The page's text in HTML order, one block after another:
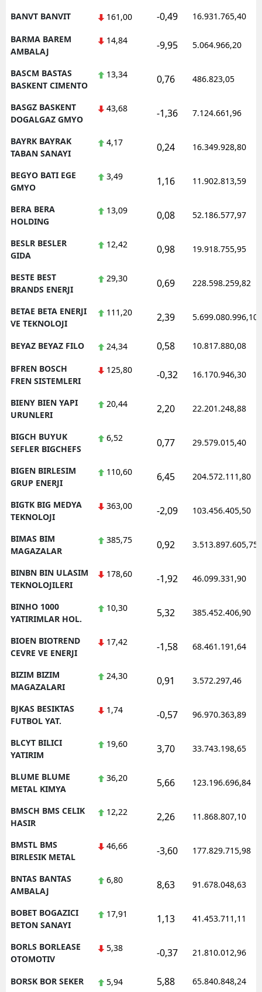
BANVT BANVIT 161,00 -0,49 16.931.765,40
BARMA BAREM
AMBALAJ
14,84 -9,95 5.064.966,20
BASCM BASTAS
BASKENT CIMENTO
13,34 0,76 486.823,05
BASGZ BASKENT
DOGALGAZ GMYO
43,68 -1,36 7.124.661,96
BAYRK BAYRAK
TABAN SANAYI
4,17 0,24 16.349.928,80
BEGYO BATI EGE
GMYO
3,49 1,16 11.902.813,59
BERA BERA
HOLDING
13,09 0,08 52.186.577,97
BESLR BESLER
GIDA
12,42 0,98 19.918.755,95
BESTE BEST
BRANDS ENERJI
29,30 0,69 228.598.259,82
BETAE BETA ENERJI
VE TEKNOLOJI
111,20 2,39 5.699.080.996,10
BEYAZ BEYAZ FILO 24,34 0,58 10.817.880,08
BFREN BOSCH
FREN SISTEMLERI
125,80 -0,32 16.170.946,30
BIENY BIEN YAPI
URUNLERI
20,44 2,20 22.201.248,88
BIGCH BUYUK
SEFLER BIGCHEFS
6,52 0,77 29.579.015,40
BIGEN BIRLESIM
GRUP ENERJI
110,60 6,45 204.572.111,80
BIGTK BIG MEDYA
TEKNOLOJI
363,00 -2,09 103.456.405,50
BIMAS BIM
MAGAZALAR
385,75 0,92 3.513.897.605,75
BINBN BIN ULASIM
TEKNOLOJILERI
178,60 -1,92 46.099.331,90
BINHO 1000
YATIRIMLAR HOL.
10,30 5,32 385.452.406,90
BIOEN BIOTREND
CEVRE VE ENERJI
17,42 -1,58 68.461.191,64
BIZIM BIZIM
MAGAZALARI
24,30 0,91 3.572.297,46
BJKAS BESIKTAS
FUTBOL YAT.
1,74 -0,57 96.970.363,89
BLCYT BILICI
YATIRIM
19,60 3,70 33.743.198,65
BLUME BLUME
METAL KIMYA
36,20 5,66 123.196.696,84
BMSCH BMS CELIK
HASIR
12,22 2,26 11.868.807,10
BMSTL BMS
BIRLESIK METAL
46,66 -3,60 177.829.715,98
BNTAS BANTAS
AMBALAJ
6,80 8,63 91.678.048,63
BOBET BOGAZICI
BETON SANAYI
17,91 1,13 41.453.711,11
BORLS BORLEASE
OTOMOTIV
5,38 -0,37 21.810.012,96
BORSK BOR SEKER 5,94 5,88 65.840.848,24